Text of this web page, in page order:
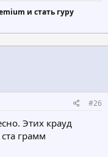
и стать гуру
#26
Этих крауд
грамм